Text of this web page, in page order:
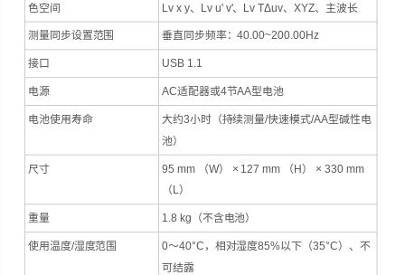
色空间 Lv x y、Lv u' v'、Lv TΔuv、XYZ、主波长
测量同步设置范围 垂直同步频率：40.00~200.00Hz
接口 USB 1.1
电源 AC适配器或4节AA型电池
电池使用寿命
大约3小时（持续测量/快速模式/AA型碱性电
池）
尺寸
95 mm （W） × 127 mm （H） × 330 mm
（L）
重量 1.8 kg（不含电池）
使用温度/湿度范围
0～40°C，相对湿度85%以下（35°C）、不
可结露